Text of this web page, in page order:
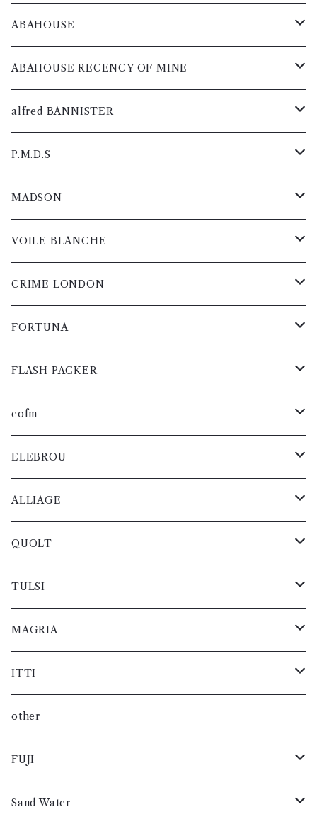
レディス
メンズ
レディス
パンツ
メンズ
レディス
グッズ
スニーカー
ブーツ
ジャケット
メンズ
レディス
レザー
メンズ
レディス
レディス
メンズ
レディス
ニット
メンズ
レディス
パンツ
メンズ
レディス
グッズ
スニーカー
ブーツ
ジャケット
メンズ
レディス
レザー
メンズ
レディス
レディス
メンズ
レディス
ブルゾン
メンズ
レディス
ニット
メンズ
レディス
パンツ
メンズ
レディス
グッズ
スニーカー
ブーツ
ジャケット
メンズ
レディス
レザー
メンズ
レディス
レディス
メンズ
レディス
シャツ
メンズ
レディス
ブルゾン
メンズ
レディス
ニット
メンズ
レディス
パンツ
メンズ
レディス
グッズ
スニーカー
短靴
ジャケット
レザー
メンズ
レディス
カットソー
メンズ
レディス
シャツ
メンズ
レディス
ブルゾン
メンズ
レディス
ニット
メンズ
レディス
パンツ
メンズ
レディス
グッズ
スニーカー
ブーツ
ジャケット
メンズ
レザー
レザー
メンズ
レディス
コート
メンズ
レディス
カットソー
メンズ
レディス
シャツ
メンズ
レディス
ブルゾン
メンズ
レディス
ニット
メンズ
レディス
パンツ
メンズ
レディス
グッズ
スニーカー
ブーツ
ジャケット
メンズ
レディス
レザー
メンズ
レディス
ABAHOUSE
コート
メンズ
レディス
カットソー
メンズ
レディス
シャツ
メンズ
レディス
ブルゾン
メンズ
レディス
ニット
メンズ
レディス
パンツ
メンズ
レディス
グッズ
スニーカー
ブーツ
ジャケット
メンズ
レディス
レザー
メンズ
レディス
ABAHOUSE RECENCY OF MINE
コート
メンズ
レディス
カットソー
メンズ
レディス
シャツ
メンズ
レディス
ブルゾン
メンズ
レディス
ニット
メンズ
レディス
パンツ
メンズ
レディス
グッズ
スニーカー
ブーツ
ジャケット
メンズ
レディス
レザー
メンズ
レディス
alfred BANNISTER
スニーカー
メンズ
レディス
ブーツ
メンズ
レディス
短靴
メンズ
レディス
バック
メンズ
レディス
ベルト
小物・雑貨
P.M.D.S
コート
メンズ
レディス
カットソー
メンズ
レディス
シャツ
メンズ
レディス
ブルゾン
メンズ
レディス
ニット
メンズ
レディス
パンツ
メンズ
レディス
グッズ
スニーカー
ブーツ
ジャケット
メンズ
レディス
レザー
メンズ
レディス
MADSON
コート
メンズ
レディス
カットソー
メンズ
レディス
シャツ
メンズ
レディス
ブルゾン
メンズ
レディス
ニット
メンズ
レディス
パンツ
メンズ
レディス
グッズ
スニーカー
ブーツ
ジャケット
メンズ
レディス
レザー
メンズ
レディス
VOILE BLANCHE
スニーカー
メンズ
レディス
ゴルフシューズ
メンズ
レディス
CRIME LONDON
スニーカー
メンズ
レディス
FORTUNA
コート
メンズ
レディス
カットソー
メンズ
レディス
シャツ
メンズ
レディス
ブルゾン
メンズ
レディス
ニット
メンズ
レディス
パンツ
メンズ
レディス
グッズ
メンズ
レディス
ジャケット
メンズ
レディス
レザー
メンズ
レディス
FLASH PACKER
コート
メンズ
レディス
カットソー
メンズ
レディス
シャツ
メンズ
レディス
ブルゾン
メンズ
レディス
ニット
メンズ
レディス
パンツ
メンズ
レディス
グッズ
スニーカー
ブーツ
ジャケット
メンズ
レディス
レザー
メンズ
eofm
コート
メンズ
レディス
カットソー
メンズ
レディス
シャツ
メンズ
レディス
ブルゾン
メンズ
レディス
ニット
メンズ
レディス
パンツ
メンズ
レディス
グッズ
スニーカー
ブーツ
ジャケット
メンズ
レザー
ELEBROU
小物・雑貨
ALLIAGE
小物・雑貨
QUOLT
コート
メンズ
レディス
カットソー
メンズ
レディス
シャツ
メンズ
レディス
ブルゾン
メンズ
レディス
ニット
メンズ
パンツ
TULSI
小物・雑貨
MAGRIA
コート
メンズ
レディス
カットソー
メンズ
レディス
シャツ
メンズ
ブルゾン
ITTI
小物・雑貨
other
FUJI
コート
Sand Water